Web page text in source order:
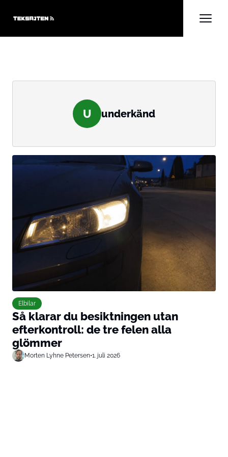
U underkänd
Elbilar
Så klarar du besiktningen utan
efterkontroll: de tre felen alla
glömmer
Morten Lyhne Petersen•1. juli 2026